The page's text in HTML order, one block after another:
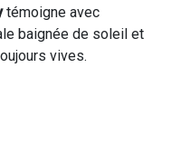
témoigne avec
baignée de soleil et
vives.